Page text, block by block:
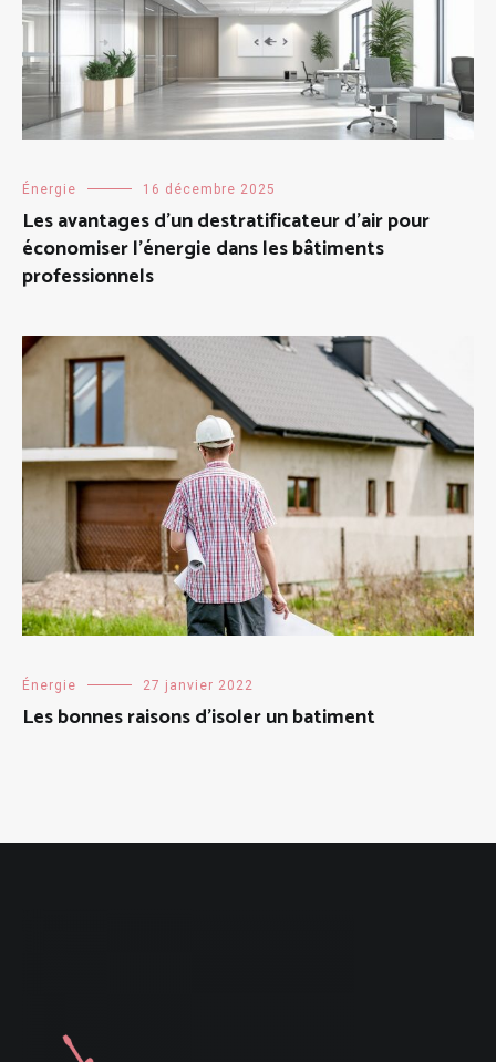
Énergie 16 décembre 2025
Les avantages d’un destratificateur d’air pour
économiser l’énergie dans les bâtiments
professionnels
Énergie 27 janvier 2022
Les bonnes raisons d’isoler un batiment